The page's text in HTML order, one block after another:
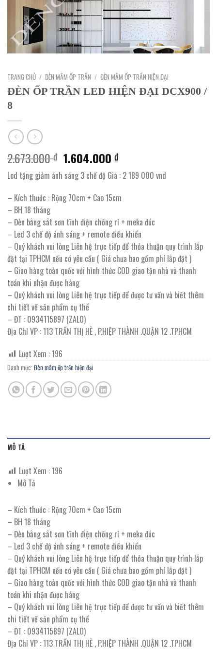
TRANG CHỦ / ĐÈN MÂM ỐP TRẦN / ĐÈN MÂM ỐP TRẦN HIỆN ĐẠI
ĐÈN ỐP TRẦN LED HIỆN ĐẠI DCX900 /
8
2.673.000₫ Giá
gốc
là:
2.673.000 ₫.
1.604.000₫Giá
hiện
tại
là:
1.604.000 ₫.
Led tặng giảm ánh sáng 3 chế độ Giá : 2 189 000 vnd
– Kích thước : Rộng 70cm + Cao 15cm
– BH 18 tháng
– Đèn bằng sắt sơn tĩnh điện chống rỉ + meka đúc
– Led 3 chế độ ánh sáng + remote điều khiển
– Quý khách vui lòng Liên hệ trực tiếp để thỏa thuận quy trình lắp
đặt tại TPHCM nếu có yêu cầu ( Giá chưa bao gồm phí lắp đặt )
– Giao hàng toàn quốc với hình thức COD giao tận nhà và thanh
toán khi nhận được hàng
– Quý khách vui lòng Liên hệ trực tiếp để được tư vấn và biết thêm
chi tiết về sản phẩm cụ thể
– ĐT : 0934115897 (ZALO)
Địa Chỉ VP : 113 TRẦN THỊ HÈ , P.HIỆP THÀNH .QUẬN 12 .TPHCM
Lượt Xem :196
Danh mục: Đèn mâm ốp trần hiện đại
MÔ TẢ
Lượt Xem :196
Mô Tả
– Kích thước : Rộng 70cm + Cao 15cm
– BH 18 tháng
– Đèn bằng sắt sơn tĩnh điện chống rỉ + meka đúc
– Led 3 chế độ ánh sáng + remote điều khiển
– Quý khách vui lòng Liên hệ trực tiếp để thỏa thuận quy trình lắp
đặt tại TPHCM nếu có yêu cầu ( Giá chưa bao gồm phí lắp đặt )
– Giao hàng toàn quốc với hình thức COD giao tận nhà và thanh
toán khi nhận được hàng
– Quý khách vui lòng Liên hệ trực tiếp để được tư vấn và biết thêm
chi tiết về sản phẩm cụ thể
– ĐT : 0934115897 (ZALO)
Địa Chỉ VP : 113 TRẦN THỊ HÈ , P.HIỆP THÀNH .QUẬN 12 .TPHCM